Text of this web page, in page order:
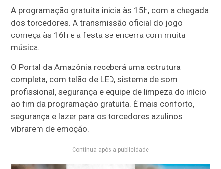
A programação gratuita inicia às 15h, com a chegada
dos torcedores. A transmissão oficial do jogo
começa às 16h e a festa se encerra com muita
música.
O Portal da Amazônia receberá uma estrutura
completa, com telão de LED, sistema de som
profissional, segurança e equipe de limpeza do início
ao fim da programação gratuita. É mais conforto,
segurança e lazer para os torcedores azulinos
vibrarem de emoção.
Continua após a publicidade